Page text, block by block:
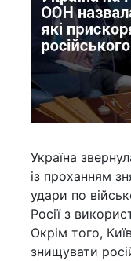
Україна
із проханням
удари по
Росії з
Окрім того,
знищувати